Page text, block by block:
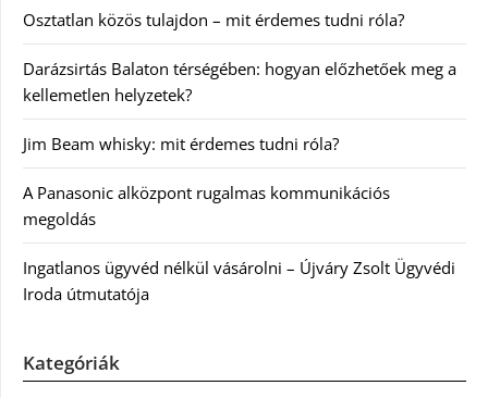
Osztatlan közös tulajdon – mit érdemes tudni róla?
Darázsirtás Balaton térségében: hogyan előzhetőek meg a
kellemetlen helyzetek?
Jim Beam whisky: mit érdemes tudni róla?
A Panasonic alközpont rugalmas kommunikációs
megoldás
Ingatlanos ügyvéd nélkül vásárolni – Újváry Zsolt Ügyvédi
Iroda útmutatója
Kategóriák